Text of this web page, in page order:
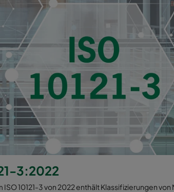
3:2022
ISO 10121-3 von 2022 enthält Klassifizierungen